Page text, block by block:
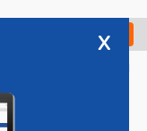
Check in
x